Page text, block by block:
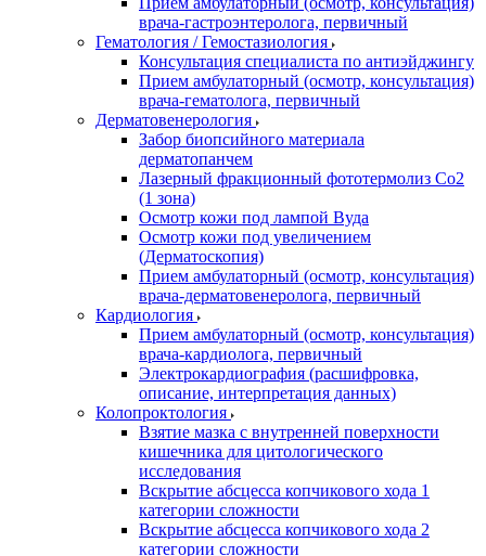
врача-гастроэнтеролога, первичный
Гематология / Гемостазиология
Консультация специалиста по антиэйджингу
Прием амбулаторный (осмотр, консультация)
врача-гематолога, первичный
Дерматовенерология
Забор биопсийного материала
дерматопанчем
Лазерный фракционный фототермолиз Со2
(1 зона)
Осмотр кожи под лампой Вуда
Осмотр кожи под увеличением
(Дерматоскопия)
Прием амбулаторный (осмотр, консультация)
врача-дерматовенеролога, первичный
Кардиология
Прием амбулаторный (осмотр, консультация)
врача-кардиолога, первичный
Электрокардиография (расшифровка,
описание, интерпретация данных)
Колопроктология
Взятие мазка с внутренней поверхности
кишечника для цитологического
исследования
Вскрытие абсцесса копчикового хода 1
категории сложности
Вскрытие абсцесса копчикового хода 2
категории сложности